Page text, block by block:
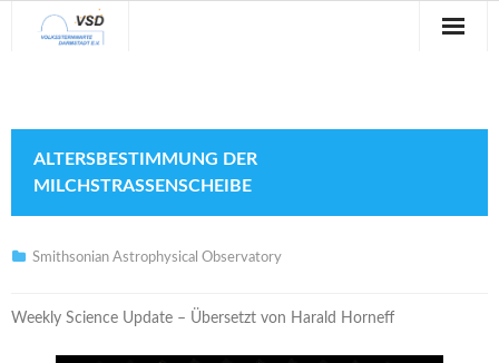
Veranstaltungen
Verein
ALTERSBESTIMMUNG DER
MILCHSTRASSENSCHEIBE
Smithsonian Astrophysical Observatory
Weekly Science Update – Übersetzt von Harald Horneff